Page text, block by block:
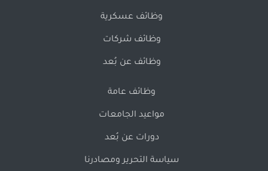
وظائف عسكرية
وظائف شركات
وظائف عن بُعد
وظائف عامة
مواعيد الجامعات
دورات عن بُعد
سياسة التحرير ومصادرنا